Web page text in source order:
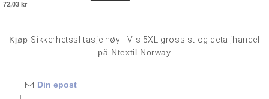
72,03 kr
Kjøp Sikkerhetsslitasje høy - Vis 5XL grossist og detaljhandel
på Ntextil Norway